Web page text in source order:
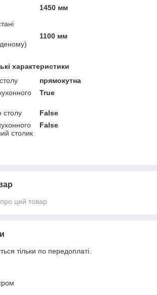
1450 мм
1100 мм
характеристики
прямокутна
True
столу
False
столик
False
цей товар
тільки по передоплаті.